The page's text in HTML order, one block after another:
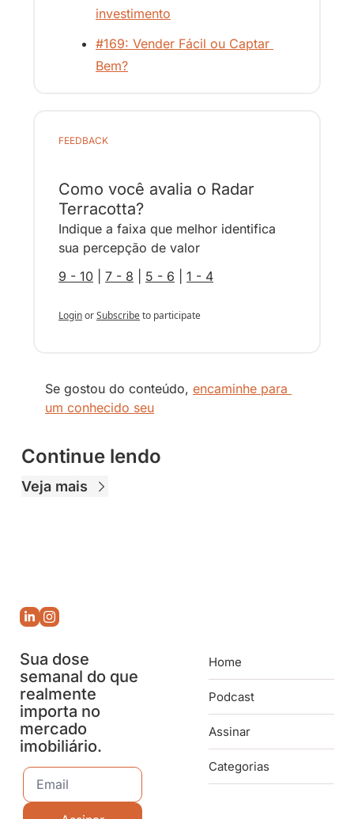
investimento
#169: Vender Fácil ou Captar
Bem?
FEEDBACK
Como você avalia o Radar
Terracotta?
Indique a faixa que melhor identifica
sua percepção de valor
9 - 10
7 - 8 5 - 6 1 - 4
LoginorSubscribeto participate
Se gostou do conteúdo, encaminhe para
um conhecido seu
Continue lendo
Veja mais
Sua dose
semanal do que
realmente
importa no
mercado
imobiliário.
Home
Podcast
Assinar
Categorias